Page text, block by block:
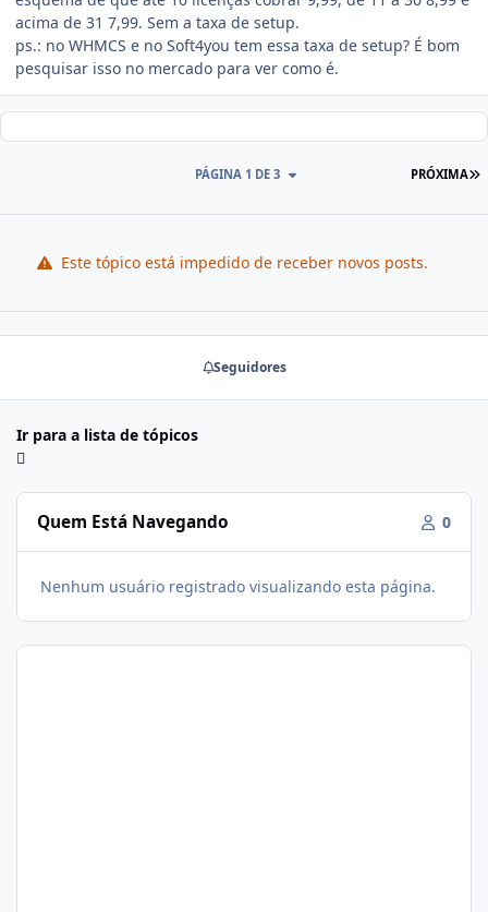
acima de 31 7,99. Sem a taxa de setup.
ps.: no WHMCS e no Soft4you tem essa taxa de setup? É bom
pesquisar isso no mercado para ver como é.
PRÓXIMA
PÁGINA 1 DE 3
Este tópico está impedido de receber novos posts.
Seguidores
Ir para a lista de tópicos
Quem Está Navegando 0
Nenhum usuário registrado visualizando esta página.